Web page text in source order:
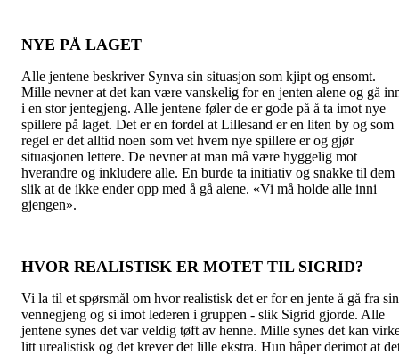
NYE PÅ LAGET
Alle jentene beskriver Synva sin situasjon som kjipt og ensomt.
Mille nevner at det kan være vanskelig for en jenten alene og gå
i en stor jentegjeng. Alle jentene føler de er gode på å ta imot nye
spillere på laget. Det er en fordel at Lillesand er en liten by og som
regel er det alltid noen som vet hvem nye spillere er og gjør
situasjonen lettere. De nevner at man må være hyggelig mot
hverandre og inkludere alle. En burde ta initiativ og snakke til dem
slik at de ikke ender opp med å gå alene. «Vi må holde alle inni
gjengen».
HVOR REALISTISK ER MOTET TIL SIGRID?
Vi la til et spørsmål om hvor realistisk det er for en jente å gå fra sin
vennegjeng og si imot lederen i gruppen - slik Sigrid gjorde. Alle
jentene synes det var veldig tøft av henne. Mille synes det kan
litt urealistisk og det krever det lille ekstra. Hun håper derimot at